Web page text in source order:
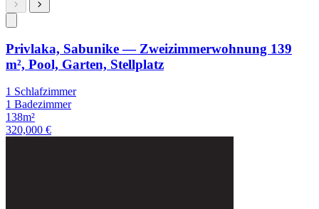
Privlaka, Sabunike — Zweizimmerwohnung 139
m², Pool, Garten, Stellplatz
1 Schlafzimmer
1 Badezimmer
138m²
320,000 €